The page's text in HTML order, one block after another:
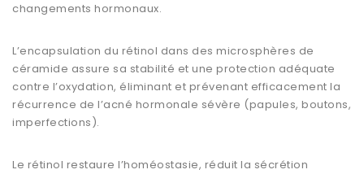
changements hormonaux.
L’encapsulation du rétinol dans des microsphères de
céramide assure sa stabilité et une protection adéquate
contre l’oxydation, éliminant et prévenant efficacement la
récurrence de l’acné hormonale sévère (papules, boutons,
imperfections).
Le rétinol restaure l’homéostasie, réduit la sécrétion